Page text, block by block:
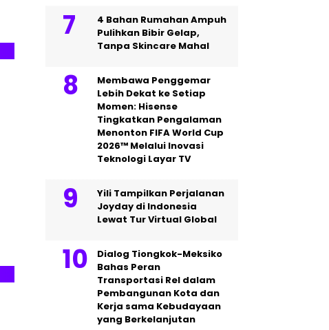
4 Bahan Rumahan Ampuh
Pulihkan Bibir Gelap,
Tanpa Skincare Mahal
Membawa Penggemar
Lebih Dekat ke Setiap
Momen: Hisense
Tingkatkan Pengalaman
Menonton FIFA World Cup
2026™ Melalui Inovasi
Teknologi Layar TV
Yili Tampilkan Perjalanan
Joyday di Indonesia
Lewat Tur Virtual Global
Dialog Tiongkok-Meksiko
Bahas Peran
Transportasi Rel dalam
Pembangunan Kota dan
Kerja sama Kebudayaan
yang Berkelanjutan